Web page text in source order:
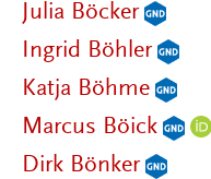
Julia Böcker
Ingrid Böhler
Katja Böhme
Marcus Böick
Dirk Bönker